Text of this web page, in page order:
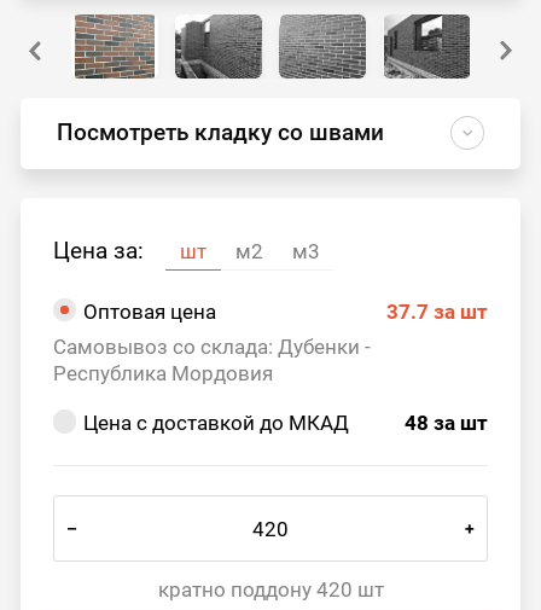
Посмотреть кладку со швами
Цена за: шт м2 м3
Оптовая цена 37.7 за шт
Самовывоз со склада: Дубенки -
Республика Мордовия
Цена с доставкой до МКАД 48 за шт
– +
кратно поддону 420 шт